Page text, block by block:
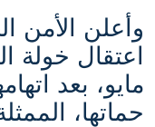
وأعلن الأمن
اعتقال
مايو، بعد
حماتها،